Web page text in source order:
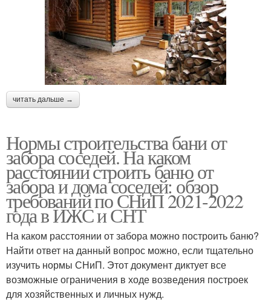
читать дальше →
Нормы строительства бани от
забора соседей. На каком
расстоянии строить баню от
забора и дома соседей: обзор
требований по СНиП 2021-2022
года в ИЖС и СНТ
На каком расстоянии от забора можно построить баню?
Найти ответ на данный вопрос можно, если тщательно
изучить нормы СНиП. Этот документ диктует все
возможные ограничения в ходе возведения построек
для хозяйственных и личных нужд.